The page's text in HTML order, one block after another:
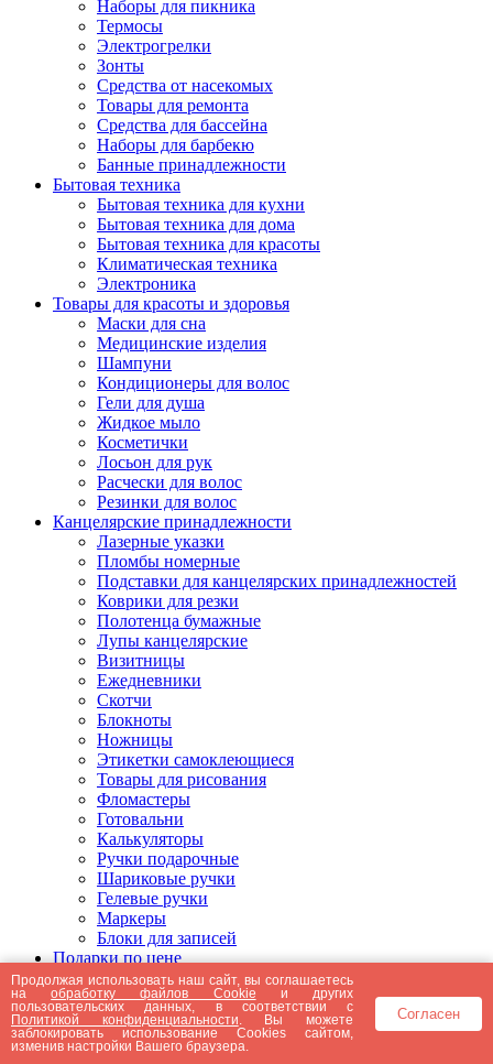
Наборы для пикника
Термосы
Электрогрелки
Зонты
Средства от насекомых
Товары для ремонта
Средства для бассейна
Наборы для барбекю
Банные принадлежности
Бытовая техника
Бытовая техника для кухни
Бытовая техника для дома
Бытовая техника для красоты
Климатическая техника
Электроника
Товары для красоты и здоровья
Маски для сна
Медицинские изделия
Шампуни
Кондиционеры для волос
Гели для душа
Жидкое мыло
Косметички
Лосьон для рук
Расчески для волос
Резинки для волос
Канцелярские принадлежности
Лазерные указки
Пломбы номерные
Подставки для канцелярских принадлежностей
Коврики для резки
Полотенца бумажные
Лупы канцелярские
Визитницы
Ежедневники
Скотчи
Блокноты
Ножницы
Этикетки самоклеющиеся
Товары для рисования
Фломастеры
Готовальни
Калькуляторы
Ручки подарочные
Шариковые ручки
Гелевые ручки
Маркеры
Блоки для записей
Подарки по цене
Подарки от 5000 рублей
Подарки до 5000 рублей
Подарки до 3000 рублей
Подарки до 2000 рублей
Подарки до 1000 рублей
Продолжая использовать наш сайт, вы соглашаетесь
наобработку файлов Cookie и других
пользовательских данных, в соответствии с
Политикой конфиденциальности . Вы можете
заблокировать использование Cookies сайтом,
изменив настройки Вашего браузера.
Согласен